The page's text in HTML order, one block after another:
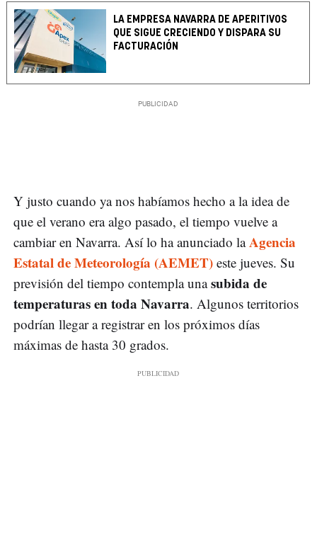
LA EMPRESA NAVARRA DE APERITIVOS
QUE SIGUE CRECIENDO Y DISPARA SU
FACTURACIÓN
Y justo cuando ya nos habíamos hecho a la idea de
que el verano era algo pasado, el tiempo vuelve a
cambiar en Navarra. Así lo ha anunciado laAgencia
Estatal de Meteorología (AEMET) este jueves. Su
previsión del tiempo contempla unasubida de
temperaturas en toda Navarra. Algunos territorios
podrían llegar a registrar en los próximos días
máximas de hasta 30 grados.